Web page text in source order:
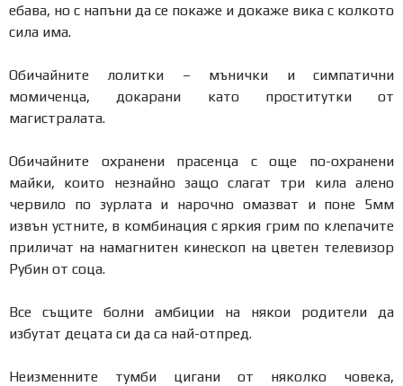
ебава, но с напъни да се покаже и докаже вика с колкото
сила има.
Обичайните лолитки – мънички и симпатични
момиченца, докарани като проститутки от
магистралата.
Обичайните охранени прасенца с още по-охранени
майки, които незнайно защо слагат три кила алено
червило по зурлата и нарочно омазват и поне 5мм
извън устните, в комбинация с яркия грим по клепачите
приличат на намагнитен кинескоп на цветен телевизор
Рубин от соца.
Все същите болни амбиции на някои родители да
избутат децата си да са най-отпред.
Неизменните тумби цигани от няколко човека,